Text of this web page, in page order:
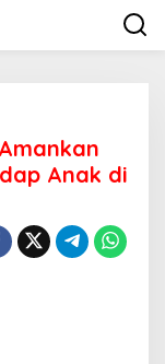
Anak di